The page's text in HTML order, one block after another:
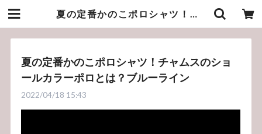
夏の定番かのこポロシャツ！チャムスのショールカラーポロとは？ブルーライン | bluelineshop
夏の定番かのこポロシャツ！チャムスのショ
ールカラーポロとは？ブルーライン
2022/04/18 15:43